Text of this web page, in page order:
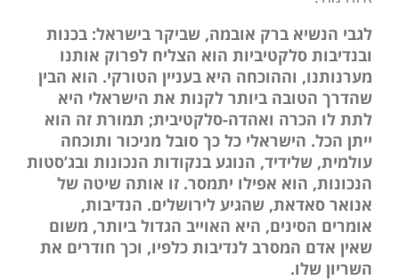
לגבי הנשיא ברק אובמה, שביקר בישראל: בכנות
ובנדיבות סלקטיביות הוא הצליח לפרוק אותנו
מערנותנו, וההוכחה היא בעניין הטורקי. הוא הבין
שהדרך הטובה ביותר לקנות את הישראלי היא
לתת לו הכרה ואהדה-סלקטיבית; תמורת זה הוא
ייתן הכל. הישראלי כל כך סובל מניכור ותוכחה
עולמית, שלידיד, הנוגע בנקודות הנכונות ובג’סטות
הנכונות, הוא אפילו יתמסר. זו אותה שיטה של
אנואר סאדאת, שהגיע לירושלים. הנדיבות,
אומרים הסינים, היא האוייב הגדול ביותר, משום
שאין אדם המסרב לנדיבות כלפיו, וכך חודרים את
השריון שלו.